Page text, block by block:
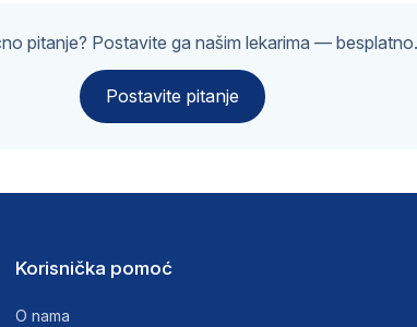
pitanje? Postavite ga našim lekarima — besplatno.
Postavite pitanje
Korisnička pomoć
O nama